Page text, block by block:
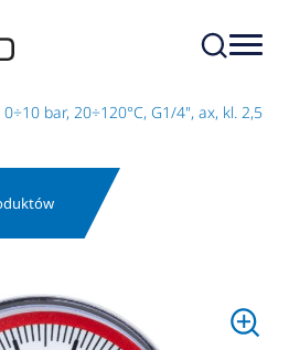
bar, 20÷120°C, G1/4", ax, kl. 2,5